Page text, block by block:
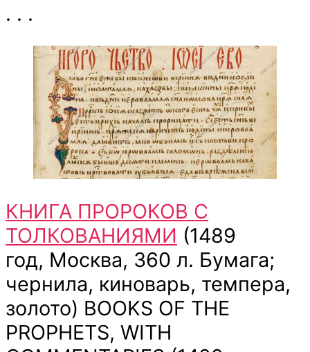
. . .
КНИГА ПРОРОКОВ С
ТОЛКОВАНИЯМИ (1489
год, Москва, 360 л. Бумага;
чернила, киноварь, темпера,
золото) BOOKS OF THE
PROPHETS, WITH